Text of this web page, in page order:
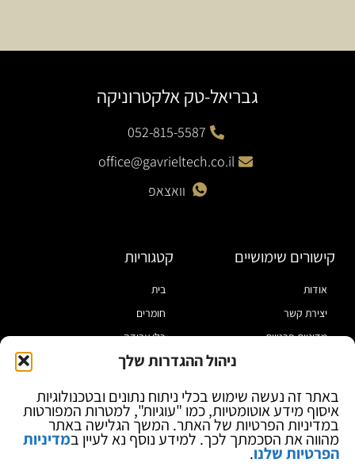
ניהול ההגדרות שלך
באתר זה נעשה שימוש בכלי ניתוח נתונים ובטכנולוגיות
איסוף מידע אוטומטיות, כמו "עוגיות", למטרות המפורטות
במדיניות הפרטיות של האתר. המשך הגלישה באתר
מהווה את הסכמתך לכך. למידע נוסף נא לעיין במדיניות
הפרטיות שלנו.
גבריאל-טק אלקטרוניקה
052-815-5587
office@gavrieltech.co.il
וואצאפ
קישורים שימושיים
אודות
יצירת קשר
מדיניות פרטיות
בלוג
קטגוריות
בית
חומרים
כלי עבודה
מוצרי הלחמה
ספקי כח ומודדים
ציוד אופטי להגדלה